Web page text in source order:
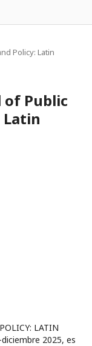
Policy: Latin
of Public
Latin
LATIN
202​5, es